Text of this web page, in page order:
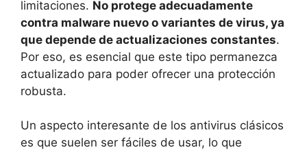
limitaciones. No protege adecuadamente
contra malware nuevo‍ o variantes ⁣de​ virus, ya
que depende de actualizaciones constantes.
Por eso, es‍ esencial que este tipo⁣ permanezca
actualizado ⁤para poder ofrecer una protección⁤
robusta.
Un ‌aspecto interesante de los antivirus clásicos‍
es que suelen ser fáciles de usar, lo que